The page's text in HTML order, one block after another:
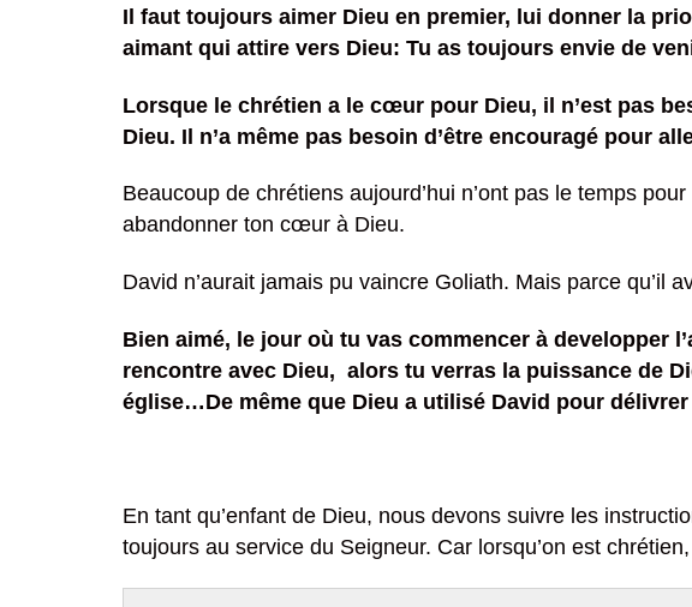
Il faut toujours aimer Dieu en premier, lui donner la
aimant qui attire vers Dieu: Tu as toujours envie de
Lorsque le chrétien a le cœur pour Dieu, il n’est pas
Dieu. Il n’a même pas besoin d’être encouragé pour
Beaucoup de chrétiens aujourd’hui n’ont pas le temps
abandonner ton cœur à Dieu.
David n’aurait jamais pu vaincre Goliath. Mais parce qu’il
Bien aimé, le jour où tu vas commencer à developper
rencontre avec Dieu, alors tu verras la puissance de
église…De même que Dieu a utilisé David pour
En tant qu’enfant de Dieu, nous devons suivre les
toujours au service du Seigneur. Car lorsqu’on est